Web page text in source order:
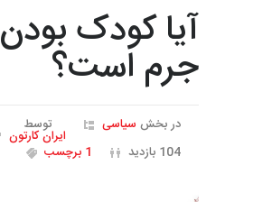
آیا کودک بودن
جرم است؟
در بخش سیاسی توسط
ایران کارتون
104 بازدید
1 برچسب